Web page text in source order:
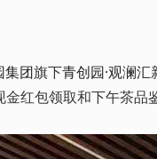
集团旗下青创园·观澜汇
红包领取和下午茶品